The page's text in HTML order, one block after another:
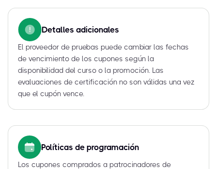
Detalles adicionales
El proveedor de pruebas puede cambiar las fechas
de vencimiento de los cupones según la
disponibilidad del curso o la promoción. Las
evaluaciones de certificación no son válidas una vez
que el cupón vence.
Políticas de programación
Los cupones comprados a patrocinadores de